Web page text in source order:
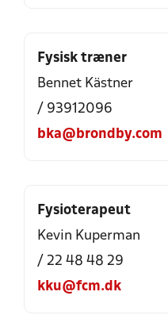
Fysisk træner
Bennet Kästner
/ 93912096
bka@brondby.com
Fysioterapeut
Kevin Kuperman
/ 22 48 48 29
kku@fcm.dk